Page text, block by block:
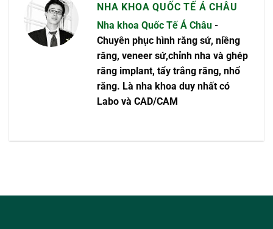
NHA KHOA QUỐC TẾ Á CHÂU
Nha khoa Quốc Tế Á Châu -
Chuyên phục hình răng sứ, niềng
răng, veneer sứ,chỉnh nha và ghép
răng implant, tẩy trắng răng, nhổ
răng. Là nha khoa duy nhất có
Labo và CAD/CAM